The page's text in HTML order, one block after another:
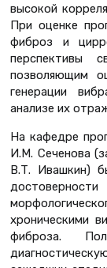
высокой
При оценке
фиброз и
перспективы
позволяющим
генерации
анализе их
На кафедре
И.М. Сеченова
В.Т. Ивашкин)
хроническими
фиброза.